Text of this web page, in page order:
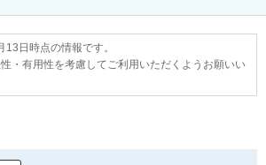
日時点の情報です。
・有用性を考慮してご利用いただくようお願いい